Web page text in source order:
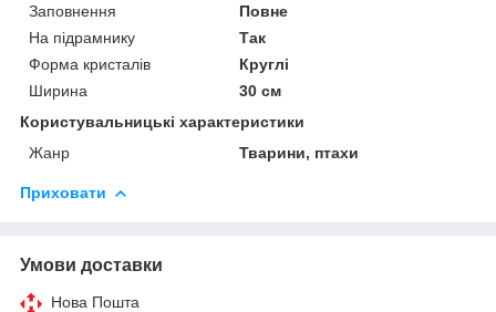
Заповнення
Повне
На підрамнику
Так
Форма кристалів
Круглі
Ширина
30 см
Користувальницькі характеристики
Жанр
Тварини, птахи
Приховати
Умови доставки
Нова Пошта